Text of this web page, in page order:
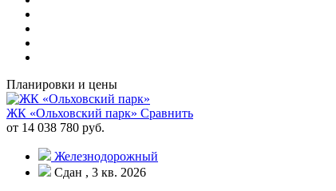
Планировки и цены
ЖК «Ольховский парк» Сравнить
от 14 038 780 руб.
Железнодорожный
Сдан , 3 кв. 2026